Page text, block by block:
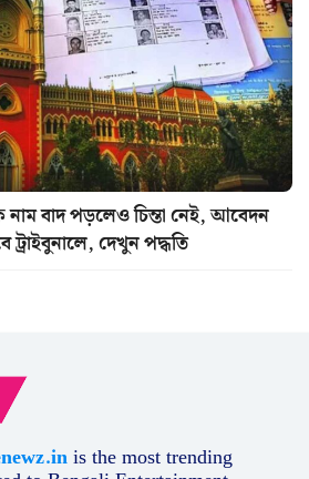
নাম বাদ পড়লেও চিন্তা নেই, আবেদন
ট্রাইবুনালে, দেখুন পদ্ধতি
is the most trending